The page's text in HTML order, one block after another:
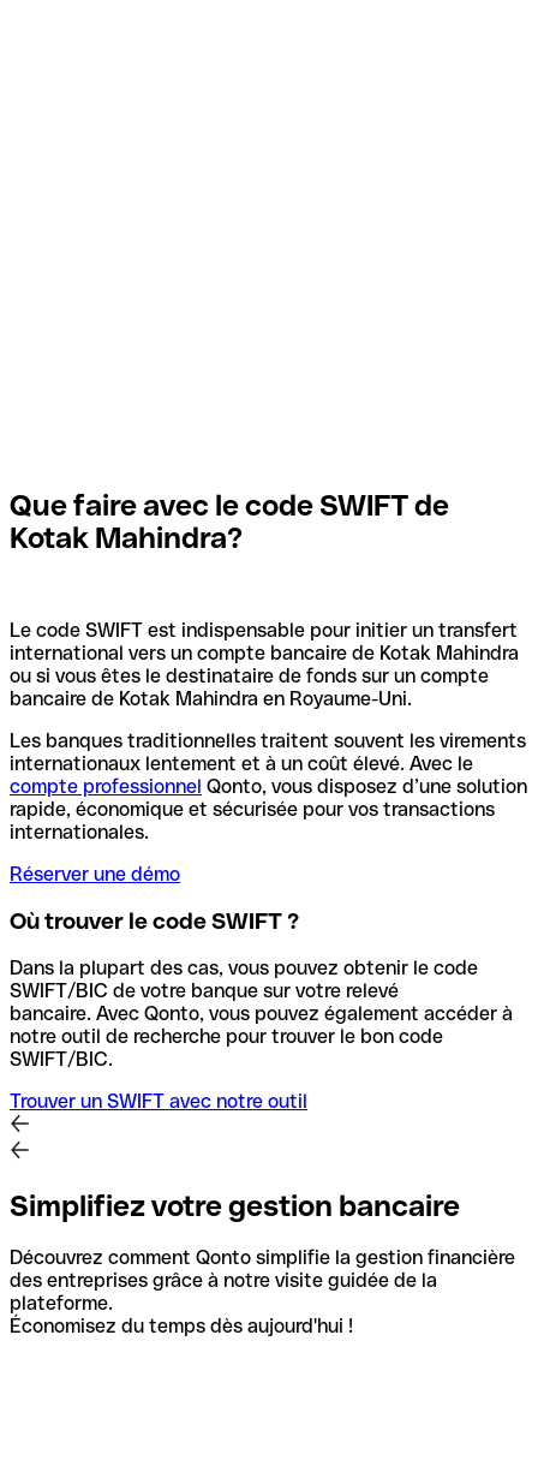
Que faire avec le code SWIFT de
Kotak Mahindra?
Le code SWIFT est indispensable pour initier un transfert
international vers un compte bancaire de Kotak Mahindra
ou si vous êtes le destinataire de fonds sur un compte
bancaire de Kotak Mahindra en Royaume-Uni.
Les banques traditionnelles traitent souvent les virements
internationaux lentement et à un coût élevé. Avec le
compte professionnel Qonto, vous disposez d’une solution
rapide, économique et sécurisée pour vos transactions
internationales.
Réserver une démo
Où trouver le code SWIFT ?
Dans la plupart des cas, vous pouvez obtenir le code
SWIFT/BIC de votre banque sur votre relevé
bancaire. Avec Qonto, vous pouvez également accéder à
notre outil de recherche pour trouver le bon code
SWIFT/BIC.
Trouver un SWIFT avec notre outil
Simplifiez votre gestion bancaire
Découvrez comment Qonto simplifie la gestion financière
des entreprises grâce à notre visite guidée de la
plateforme.
Économisez du temps dès aujourd'hui !